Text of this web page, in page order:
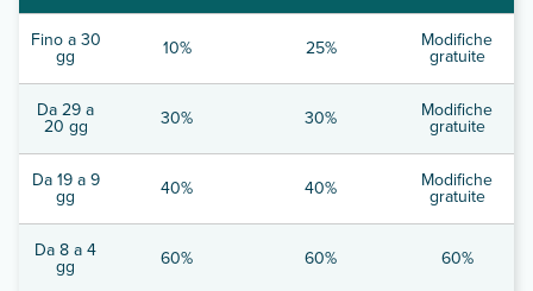
Fino a 30
gg 10% 25% Modifiche
gratuite
Da 29 a
20 gg 30% 30% Modifiche
gratuite
Da 19 a 9
gg 40% 40% Modifiche
gratuite
Da 8 a 4
gg 60% 60% 60%